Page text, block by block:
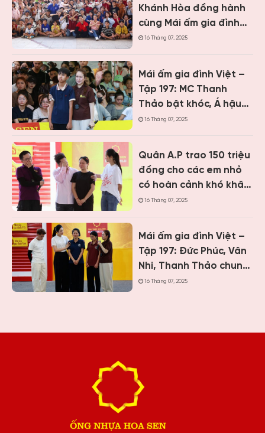
Khánh Hòa đồng hành
cùng Mái ấm gia đình
Việt, trao hơn 9 tỷ
16 Tháng 07, 2025
Mái ấm gia đình Việt –
Tập 197: MC Thanh
Thảo bật khóc, Á hậu
Vân Nhi và ca sĩ Nguyễn
chăm mẹ bệnh tâm
thần
16 Tháng 07, 2025
Quân A.P trao 150 triệu
đồng cho các em nhỏ
có hoàn cảnh khó khăn
khi ghi hình “Mái ấm gia
16 Tháng 07, 2025
Mái ấm gia đình Việt –
Tập 197: Đức Phúc, Vân
Nhi, Thanh Thảo chung
tay giúp hai cô bé có
16 Tháng 07, 2025